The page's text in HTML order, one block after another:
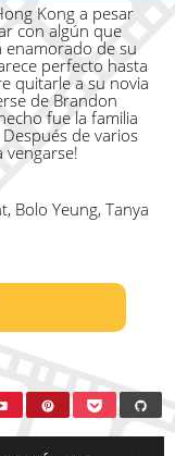
Kong a pesar
con algún que
de su
perfecto hasta
quitarle a su novia
de Brandon
fue la familia
de varios
vengarse!
Bolo Yeung, Tanya